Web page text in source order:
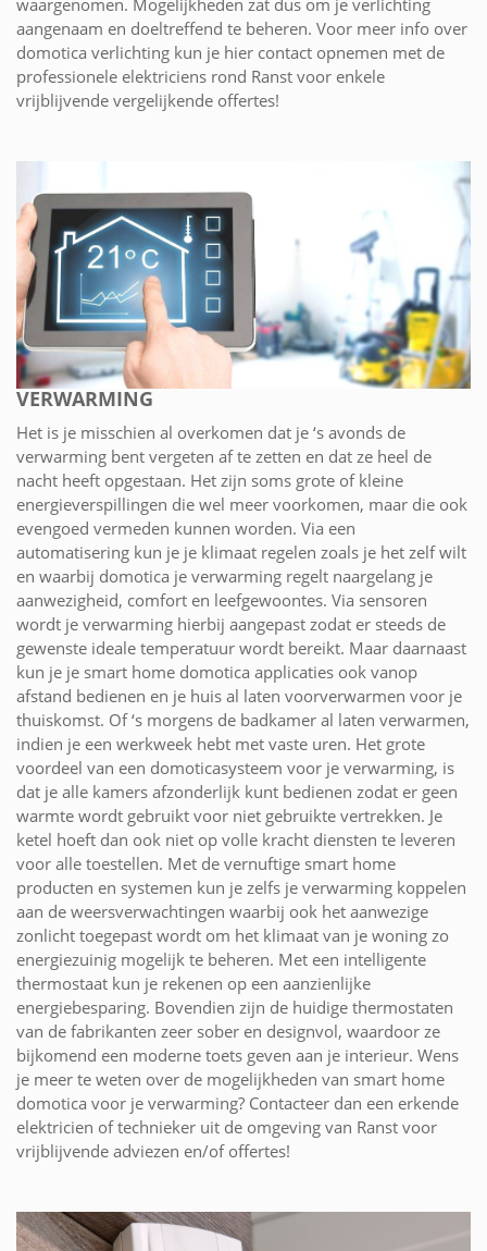
waargenomen. Mogelijkheden zat dus om je verlichting
aangenaam en doeltreffend te beheren. Voor meer info over
domotica verlichting kun je hier contact opnemen met de
professionele elektriciens rond Ranst voor enkele
vrijblijvende vergelijkende offertes!
VERWARMING
Het is je misschien al overkomen dat je ‘s avonds de
verwarming bent vergeten af te zetten en dat ze heel de
nacht heeft opgestaan. Het zijn soms grote of kleine
energieverspillingen die wel meer voorkomen, maar die ook
evengoed vermeden kunnen worden. Via een
automatisering kun je je klimaat regelen zoals je het zelf wilt
en waarbij domotica je verwarming regelt naargelang je
aanwezigheid, comfort en leefgewoontes. Via sensoren
wordt je verwarming hierbij aangepast zodat er steeds de
gewenste ideale temperatuur wordt bereikt. Maar daarnaast
kun je je smart home domotica applicaties ook vanop
afstand bedienen en je huis al laten voorverwarmen voor je
thuiskomst. Of ‘s morgens de badkamer al laten verwarmen,
indien je een werkweek hebt met vaste uren. Het grote
voordeel van een domoticasysteem voor je verwarming, is
dat je alle kamers afzonderlijk kunt bedienen zodat er geen
warmte wordt gebruikt voor niet gebruikte vertrekken. Je
ketel hoeft dan ook niet op volle kracht diensten te leveren
voor alle toestellen. Met de vernuftige smart home
producten en systemen kun je zelfs je verwarming koppelen
aan de weersverwachtingen waarbij ook het aanwezige
zonlicht toegepast wordt om het klimaat van je woning zo
energiezuinig mogelijk te beheren. Met een intelligente
thermostaat kun je rekenen op een aanzienlijke
energiebesparing. Bovendien zijn de huidige thermostaten
van de fabrikanten zeer sober en designvol, waardoor ze
bijkomend een moderne toets geven aan je interieur. Wens
je meer te weten over de mogelijkheden van smart home
domotica voor je verwarming? Contacteer dan een erkende
elektricien of technieker uit de omgeving van Ranst voor
vrijblijvende adviezen en/of offertes!